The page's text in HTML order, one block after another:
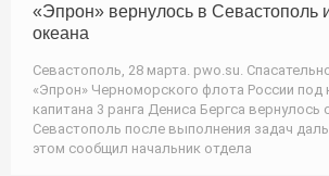
«Эпрон» вернулось в Севастополь
океана
Севастополь, 28 марта. pwo.su.
«Эпрон» Черноморского флота России под
капитана 3 ранга Дениса Бергса вернулось
Севастополь после выполнения задач
этом сообщил начальник отдела